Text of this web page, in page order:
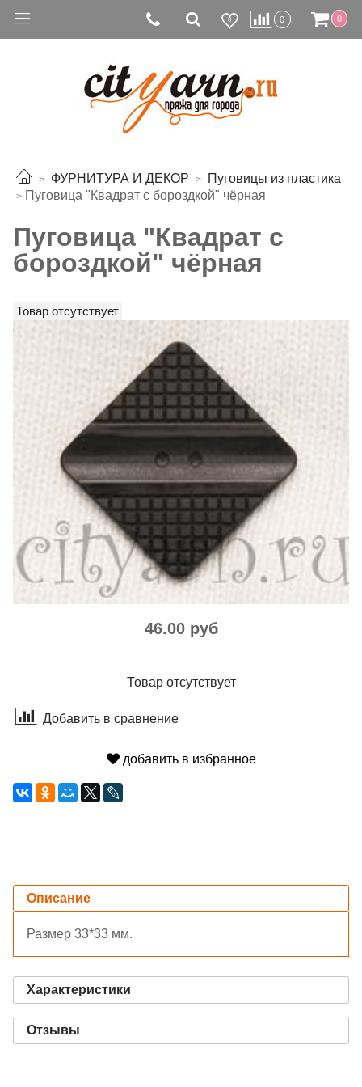
0 0 0
ФУРНИТУРА И ДЕКОР
Пуговицы из пластика
Пуговица "Квадрат с бороздкой" чёрная
Пуговица "Квадрат с
бороздкой" чёрная
Товар отсутствует
46.00 руб
Товар отсутствует
Добавить в сравнение
добавить в избранное
Описание
Размер 33*33 мм.
Характеристики
Отзывы